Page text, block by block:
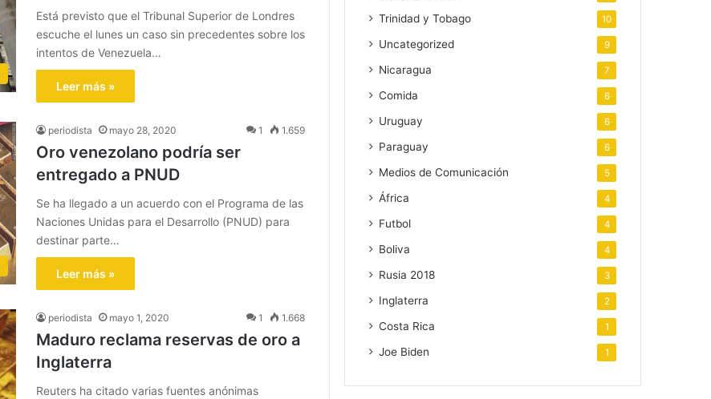
Está previsto que el Tribunal Superior de Londres
escuche el lunes un caso sin precedentes sobre los
intentos de Venezuela…
Leer más »
periodista mayo 28, 2020 1 1.659
Oro venezolano podría ser
entregado a PNUD
Se ha llegado a un acuerdo con el Programa de las
Naciones Unidas para el Desarrollo (PNUD) para
destinar parte…
Leer más »
periodista mayo 1, 2020 1 1.668
Maduro reclama reservas de oro a
Inglaterra
Reuters ha citado varias fuentes anónimas
Trinidad y Tobago 10
Uncategorized 9
Nicaragua 7
Comida 6
Uruguay 6
Paraguay 6
Medios de Comunicación 5
África 4
Futbol 4
Boliva 4
Rusia 2018 3
Inglaterra 2
Costa Rica 1
Joe Biden 1